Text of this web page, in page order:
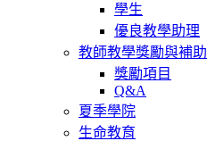
學生
優良教學助理
教師教學獎勵與補助
獎勵項目
Q&A
夏季學院
生命教育